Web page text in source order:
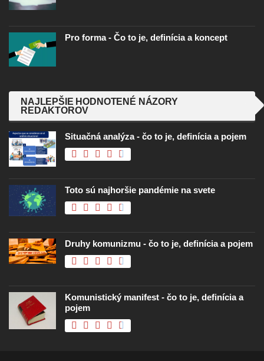
Pro forma - Čo to je, definícia a koncept
NAJLEPŠIE HODNOTENÉ NÁZORY
REDAKTOROV
Situačná analýza - čo to je, definícia a pojem
Toto sú najhoršie pandémie na svete
Druhy komunizmu - čo to je, definícia a pojem
Komunistický manifest - čo to je, definícia a
pojem